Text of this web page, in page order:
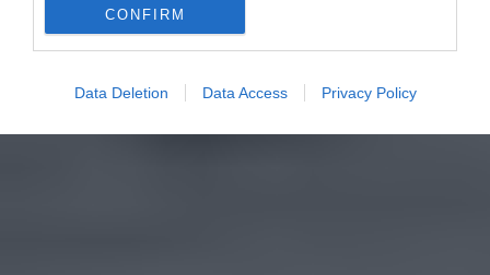
CONFIRM
Data Deletion Data Access Privacy Policy